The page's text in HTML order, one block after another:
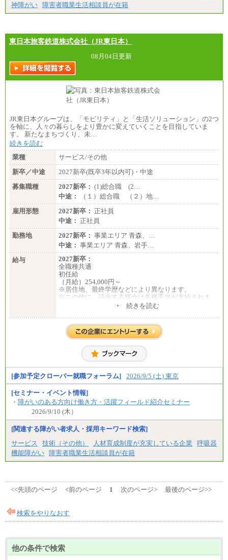
神障がい 障害者職業生活相談員が在籍
東日本旅客鉄道株式会社（JR東日本）
08月04日更新
JR東日本グループは、「モビリティ」と「生活ソリューション」の2つ
を軸に、人々の暮らしをより豊かに変えていくことを目指していま
す。 新たなまちづくり、未…
続きを読む
業種
サービス/その他
新卒／中途
2027新卒(既卒3年以内可)・中途
募集職種
2027新卒： (1)総合職 (2…
中途：
（１）総合職 （２）地…
雇用形態
2027新卒： 正社員
中途： 正社員
勤務地
2027新卒： 事業エリア 青森、…
中途： 事業エリア 青森、岩手…
給与
2027新卒：
全職種共通
初任給
（月給）254,000円～
※居住地、最終学歴などにより異なります。
※この他に、該当する場合は各種手当が支給されま
中途：
全職種共通
※居住地、年齢により異なります。
※この他に、該当する場合は各種手当が支給されま
す。
※試用期間中も給与に変更はございません
+ 続きを読む
[参加予定クローバー就職フォーラム] 2026/9/5 (土) 東京
[セミナー・イベント情報]
・ 障がいのある方向け働き方・活躍フィールド紹介セミナー
2026/9/10 (木）
[関連する障がい者求人・採用キーワード検索]
サービス
技術（その他） 人材育成制度が充実している企業
呼吸器
機能障がい 障害者職業生活相談員が在籍
<<先頭のページ <前のページ 1 次のページ> 最後のページ>>
検索をやりなおす
他の条件で検索